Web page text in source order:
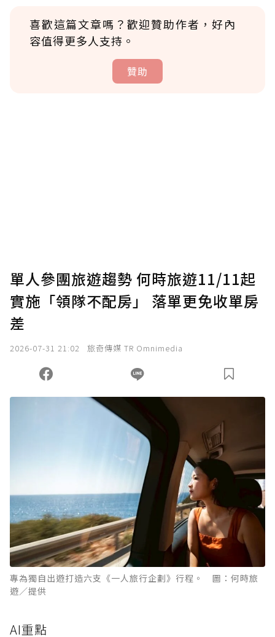
喜歡這篇文章嗎？歡迎贊助作者，好內
容值得更多人支持。
贊助
確認送出
您當前剩餘 U 利點數：0點；前往 購買點數
單人參團旅遊趨勢 何時旅遊11/11起
實施「領隊不配房」 落單更免收單房
差
2026-07-31 21:02 旅奇傳媒 TR Omnimedia
專為獨自出遊打造六支《一人旅行企劃》行程。 圖：何時旅
遊／提供
AI重點